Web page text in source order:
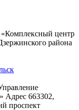
центр
района
Адрес 663302,
проспект